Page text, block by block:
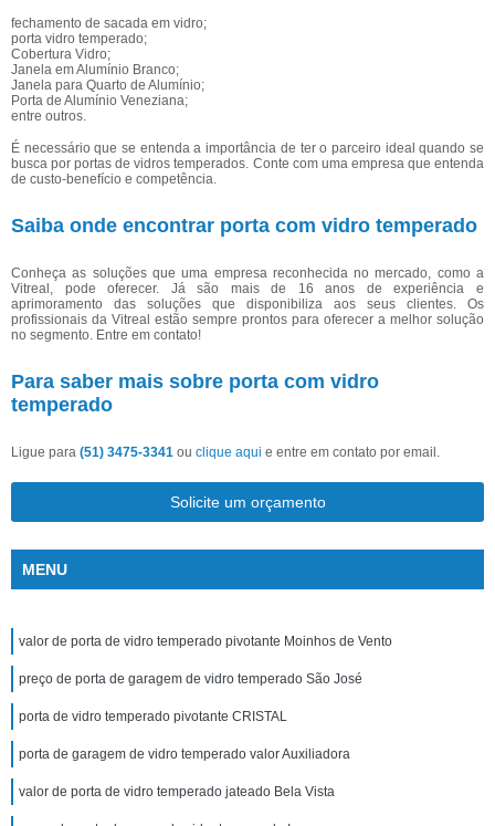
fechamento de sacada em vidro;
porta vidro temperado;
Cobertura Vidro;
Janela em Alumínio Branco;
Janela para Quarto de Alumínio;
Porta de Alumínio Veneziana;
entre outros.
É necessário que se entenda a importância de ter o parceiro ideal quando se
busca por portas de vidros temperados. Conte com uma empresa que entenda
de custo-benefício e competência.
Saiba onde encontrar porta com vidro temperado
Conheça as soluções que uma empresa reconhecida no mercado, como a
Vitreal, pode oferecer. Já são mais de 16 anos de experiência e
aprimoramento das soluções que disponibiliza aos seus clientes. Os
profissionais da Vitreal estão sempre prontos para oferecer a melhor solução
no segmento. Entre em contato!
Para saber mais sobre porta com vidro
temperado
Ligue para (51) 3475-3341 ou clique aqui e entre em contato por email.
Solicite um orçamento
MENU
valor de porta de vidro temperado pivotante Moinhos de Vento
preço de porta de garagem de vidro temperado São José
porta de vidro temperado pivotante CRISTAL
porta de garagem de vidro temperado valor Auxiliadora
valor de porta de vidro temperado jateado Bela Vista